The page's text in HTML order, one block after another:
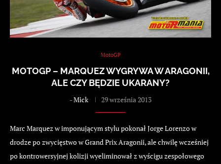
MotoGP
MOTOGP – MARQUEZ WYGRYWA W ARAGONII,
ALE CZY BĘDZIE UKARANY?
-Mick 29 września 2013
Marc Marquez w imponującym stylu pokonał Jorge Lorenzo w
drodze po zwycięstwo w Grand Prix Aragonii, ale chwilę wcześniej
po kontrowersyjnej kolizji wyeliminował z wyścigu zespołowego